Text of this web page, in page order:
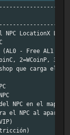
LocationX
- Free AL1 -
2=WCoinP,
que carga el NPC
NPC en el mapa
el NPC al aparecer